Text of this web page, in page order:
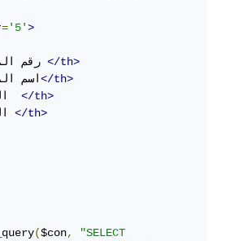
='5'>
رقم المتدرب </th>
اسم</th>
التخصص </th>
المعدل </th>
($con,
"SELECT